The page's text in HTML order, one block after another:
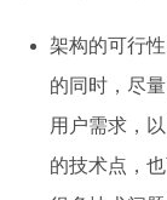
架构的可行
的同时，尽
用户需求，
的技术点，